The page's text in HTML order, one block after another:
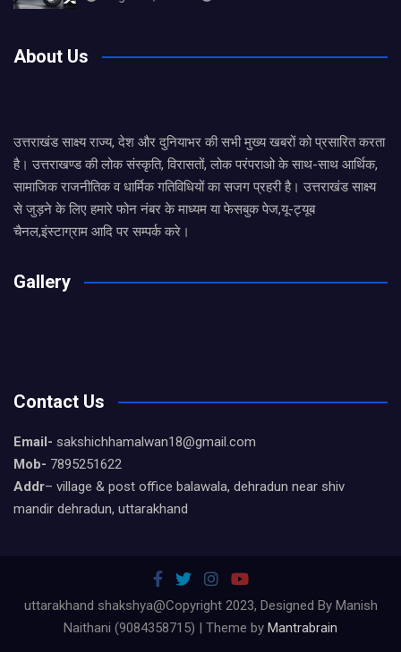
About Us
उत्तराखंड साक्ष्य राज्य, देश और दुनियाभर की सभी मुख्य खबरों को प्रसारित करता
है। उत्तराखण्ड की लोक संस्कृति, विरासतों, लोक परंपराओ के साथ-साथ आर्थिक,
सामाजिक राजनीतिक व धार्मिक गतिविधियों का सजग प्रहरी है। उत्तराखंड साक्ष्य
से जुड़ने के लिए हमारे फोन नंबर के माध्यम या फेसबुक पेज,यू-ट्यूब
चैनल,इंस्टाग्राम आदि पर सम्पर्क करे।
Gallery
Contact Us
Email- sakshichhamalwan18@gmail.com
Mob- 7895251622
Addr– village & post office balawala, dehradun near shiv
mandir dehradun, uttarakhand
uttarakhand shakshya@Copyright 2023, Designed By Manish
Naithani (9084358715) | Theme by Mantrabrain